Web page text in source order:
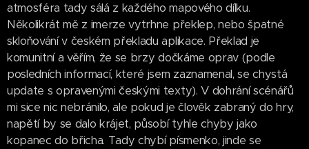
atmosféra tady sálá z každého mapového dílku.
Několikrát mě z imerze vytrhne překlep, nebo špatné
skloňování v českém překladu aplikace. Překlad je
komunitní a věřím, že se brzy dočkáme oprav (podle
posledních informací, které jsem zaznamenal, se chystá
update s opravenými českými texty). V dohrání scénářů
mi sice nic nebránilo, ale pokud je člověk zabraný do hry,
napětí by se dalo krájet, působí tyhle chyby jako
kopanec do břicha. Tady chybí písmenko, jinde se